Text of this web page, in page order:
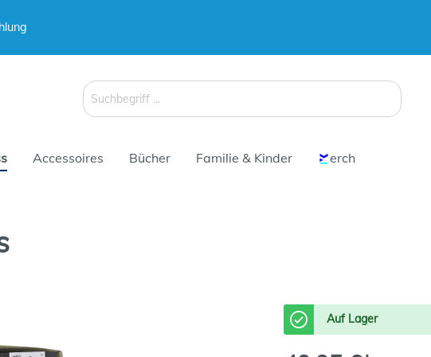
Accessoires Bücher Familie & Kinder erch
Auf Lager
Schirme